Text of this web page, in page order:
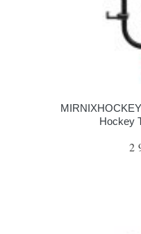
Hockey
2